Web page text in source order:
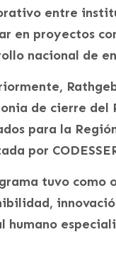
entre
en proyectos
nacional de
de cierre del
para la
por
tuvo como
humano